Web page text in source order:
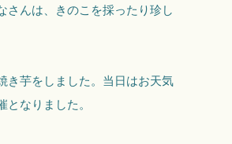
さんは、きのこを採ったり珍し
き芋をしました。当日はお天気
なりました。